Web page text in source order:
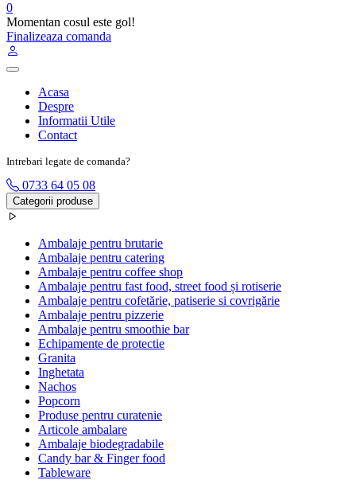
0
Momentan cosul este gol!
Finalizeaza comanda
Acasa
Despre
Informatii Utile
Contact
Intrebari legate de comanda?
0733 64 05 08
Categorii produse
Ambalaje pentru brutarie
Ambalaje pentru catering
Ambalaje pentru coffee shop
Ambalaje pentru fast food, street food și rotiserie
Ambalaje pentru cofetărie, patiserie si covrigărie
Ambalaje pentru pizzerie
Ambalaje pentru smoothie bar
Echipamente de protectie
Granita
Inghetata
Nachos
Popcorn
Produse pentru curatenie
Articole ambalare
Ambalaje biodegradabile
Candy bar & Finger food
Tableware